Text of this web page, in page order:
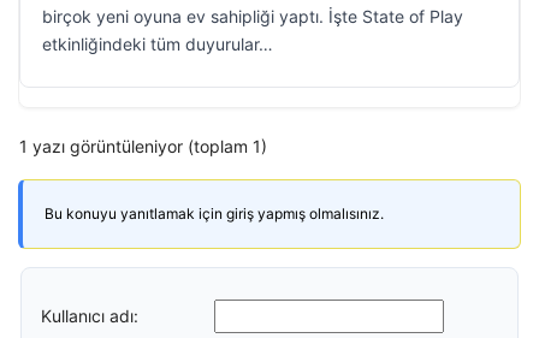
birçok yeni oyuna ev sahipliği yaptı. İşte State of Play
etkinliğindeki tüm duyurular…
1 yazı görüntüleniyor (toplam 1)
Bu konuyu yanıtlamak için giriş yapmış olmalısınız.
Kullanıcı adı: